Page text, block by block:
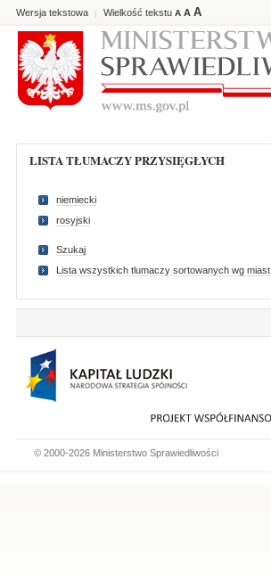
Wersja tekstowa | Wielkość tekstu A A A
LISTA TŁUMACZY PRZYSIĘGŁYCH
niemiecki
rosyjski
Szukaj
Lista wszystkich tlumaczy sortowanych wg miast
© 2000-2026 Ministerstwo Sprawiedliwości